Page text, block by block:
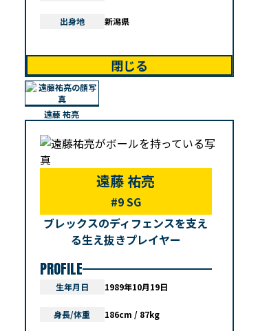
出身地 新潟県
閉じる
遠藤 祐亮
遠藤 祐亮
#9 SG
ブレックスのディフェンスを支え
る生え抜きプレイヤー
PROFILE
生年月日 1989年10月19日
身長/体重 186cm / 87kg